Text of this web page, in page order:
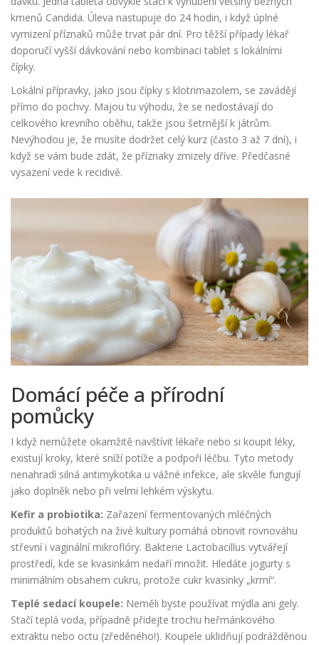
kmenů Candida. Úleva nastupuje do 24 hodin, i když úplné
vymizení příznaků může trvat pár dní. Pro těžší případy lékař
doporučí vyšší dávkování nebo kombinaci tablet s lokálními
čípky.
Lokální přípravky, jako jsou čípky s klotrimazolem, se zavádějí
přímo do pochvy. Majou tu výhodu, že se nedostávají do
celkového krevního oběhu, takže jsou šetrnější k játrům.
Nevýhodou je, že musíte dodržet celý kurz (často 3 až 7 dní), i
když se vám bude zdát, že příznaky zmizely dříve. Předčasné
vysazení vede k recidivě.
Domácí péče a přírodní
pomůcky
I když nemůžete okamžitě navštívit lékaře nebo si koupit léky,
existují kroky, které sníží potíže a podpoří léčbu. Tyto metody
nenahradí silná antimykotika u vážné infekce, ale skvěle fungují
jako doplněk nebo při velmi lehkém výskytu.
Kefir a probiotika: Zařazení fermentovaných mléčných
produktů bohatých na živé kultury pomáhá obnovit rovnováhu
střevní i vaginální mikroflóry. Bakterie Lactobacillus vytvářejí
prostředí, kde se kvasinkám nedaří množit. Hledáte jogurty s
minimálním obsahem cukru, protože cukr kvasinky „krmí“.
Teplé sedací koupele: Neměli byste používat mýdla ani gely.
Stačí teplá voda, případně přidejte trochu heřmánkového
extraktu nebo octu (zředěného!). Koupele uklidňují podrážděnou